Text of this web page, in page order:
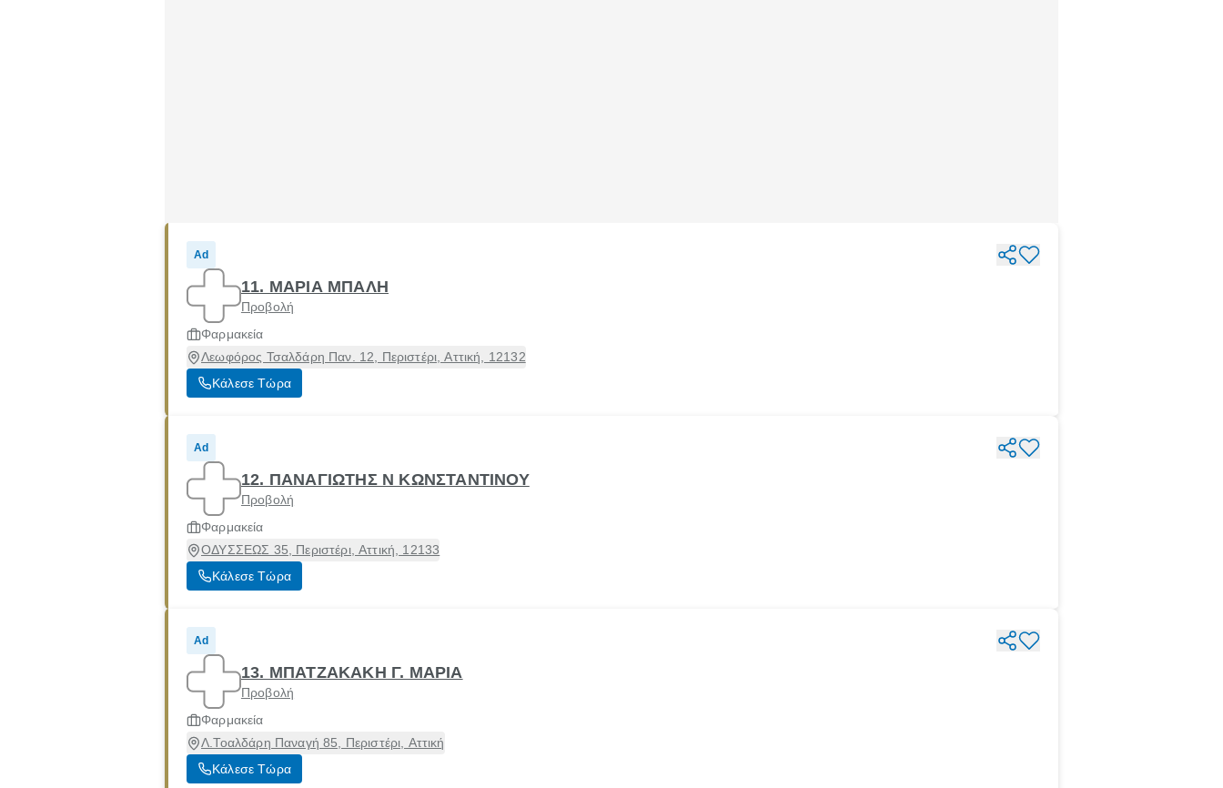
Ad
11. ΜΑΡΙΑ ΜΠΑΛΗ
Προβολή
Φαρμακεία
Λεωφόρος Τσαλδάρη Παν. 12, Περιστέρι, Αττική, 12132
Κάλεσε Τώρα
Ad
12. ΠΑΝΑΓΙΩΤΗΣ Ν ΚΩΝΣΤΑΝΤΙΝΟΥ
Προβολή
Φαρμακεία
ΟΔΥΣΣΕΩΣ 35, Περιστέρι, Αττική, 12133
Κάλεσε Τώρα
Ad
13. ΜΠΑΤΖΑΚΑΚΗ Γ. ΜΑΡΙΑ
Προβολή
Φαρμακεία
Λ.Τοαλδάρη Παναγή 85, Περιστέρι, Αττική
Κάλεσε Τώρα